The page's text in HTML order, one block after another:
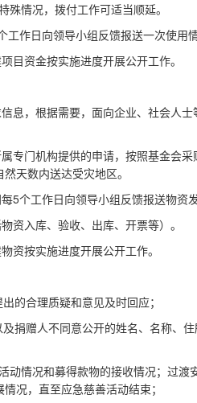
情况，拨付工作可适当顺延。
作日向领导小组反馈报送一次使用情
目资金按实施进度开展公开工作。
，根据需要，面向企业、社会人士
专门机构提供的申请，按照基金会
天数内送达受灾地区。
5个工作日向领导小组反馈报送物资发
资入库、验收、出库、开票等）。
资按实施进度开展公开工作。
的合理质疑和意见及时回应；
捐赠人不同意公开的姓名、名称、
动情况和募得款物的接收情况；过
况，直至应急慈善活动结束；